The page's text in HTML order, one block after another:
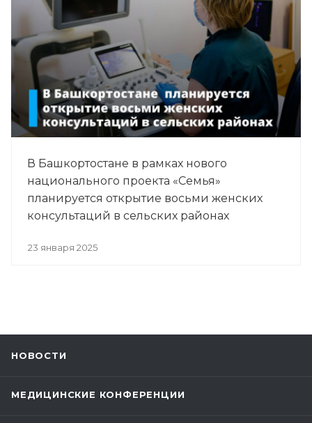
В Башкортостане в рамках нового
национального проекта «Семья»
планируется открытие восьми женских
консультаций в сельских районах
23 января 2025
НОВОСТИ
МЕДИЦИНСКИЕ КОНФЕРЕНЦИИ